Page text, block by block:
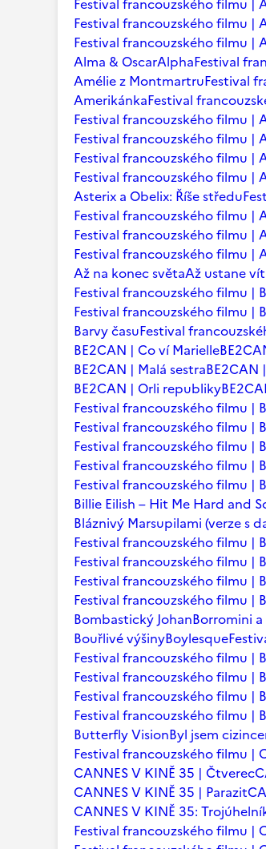
Festival francouzského filmu |
Festival francouzského filmu |
Festival francouzského filmu |
Alma & OscarAlphaFestival
Amélie z MontmartruFestival
AmerikánkaFestival
Festival francouzského filmu |
Festival francouzského filmu |
Festival francouzského filmu |
Festival francouzského filmu |
Asterix a Obelix: Říše středu
Festival francouzského filmu |
Festival francouzského filmu |
Festival francouzského filmu |
Až na konec světaAž ustane
Festival francouzského filmu |
Festival francouzského filmu |
Barvy časuFestival
BE2CAN | Co ví Marielle
BE2CAN | Malá sestraBE2CAN
BE2CAN | Orli republiky
Festival francouzského filmu |
Festival francouzského filmu |
Festival francouzského filmu |
Festival francouzského filmu |
Festival francouzského filmu |
Billie Eilish – Hit Me Hard and
Bláznivý Marsupilami (verze s
Festival francouzského filmu |
Festival francouzského filmu |
Festival francouzského filmu |
Festival francouzského filmu |
Bombastický JohanBorromini
Bouřlivé výšinyBoylesque
Festival francouzského filmu |
Festival francouzského filmu |
Festival francouzského filmu |
Festival francouzského filmu |
Butterfly VisionByl jsem
Festival francouzského filmu |
CANNES V KINĚ 35 | Čtverec
CANNES V KINĚ 35 | Parazit
CANNES V KINĚ 35:
Festival francouzského filmu |